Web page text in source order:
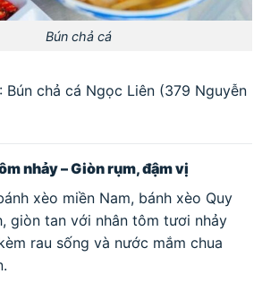
Bún chả cá
: Bún chả cá Ngọc Liên (379 Nguyễn
nhảy – Giòn rụm, đậm vị
xèo miền Nam, bánh xèo Quy
giòn tan với nhân tôm tươi nhảy
rau sống và nước mắm chua